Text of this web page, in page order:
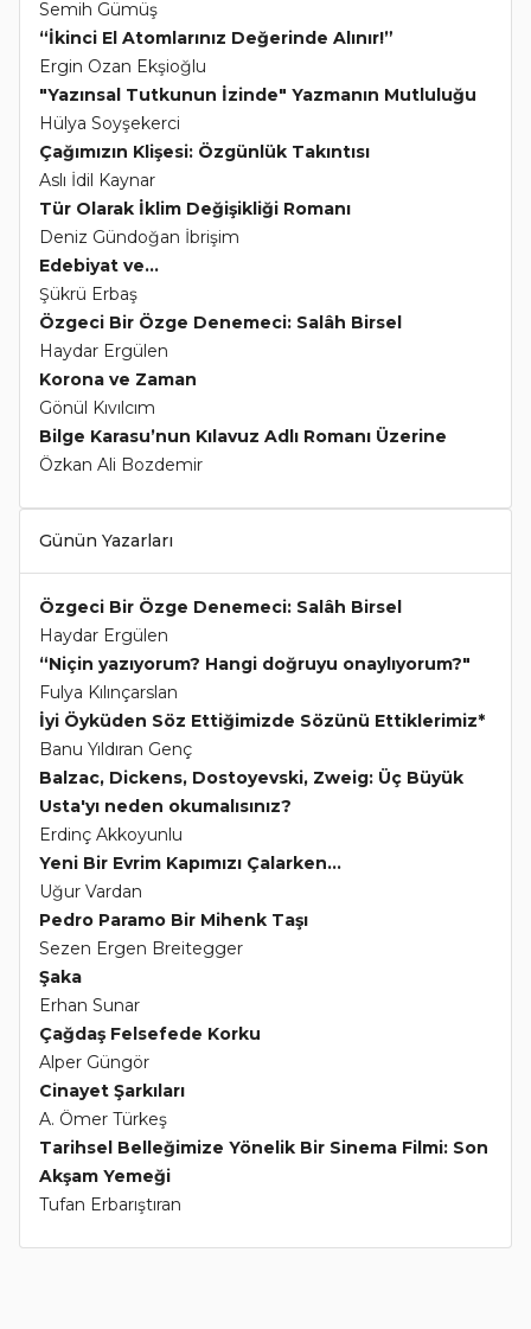
Semih Gümüş
“İkinci El Atomlarınız Değerinde Alınır!”
Ergin Ozan Ekşioğlu
"Yazınsal Tutkunun İzinde" Yazmanın Mutluluğu
Hülya Soyşekerci
Çağımızın Klişesi: Özgünlük Takıntısı
Aslı İdil Kaynar
Tür Olarak İklim Değişikliği Romanı
Deniz Gündoğan İbrişim
Edebiyat ve...
Şükrü Erbaş
Özgeci Bir Özge Denemeci: Salâh Birsel
Haydar Ergülen
Korona ve Zaman
Gönül Kıvılcım
Bilge Karasu’nun Kılavuz Adlı Romanı Üzerine
Özkan Ali Bozdemir
Günün Yazarları
Özgeci Bir Özge Denemeci: Salâh Birsel
Haydar Ergülen
“Niçin yazıyorum? Hangi doğruyu onaylıyorum?"
Fulya Kılınçarslan
İyi Öyküden Söz Ettiğimizde Sözünü Ettiklerimiz*
Banu Yıldıran Genç
Balzac, Dickens, Dostoyevski, Zweig: Üç Büyük
Usta'yı neden okumalısınız?
Erdinç Akkoyunlu
Yeni Bir Evrim Kapımızı Çalarken...
Uğur Vardan
Pedro Paramo Bir Mihenk Taşı
Sezen Ergen Breitegger
Şaka
Erhan Sunar
Çağdaş Felsefede Korku
Alper Güngör
Cinayet Şarkıları
A. Ömer Türkeş
Tarihsel Belleğimize Yönelik Bir Sinema Filmi: Son
Akşam Yemeği
Tufan Erbarıştıran